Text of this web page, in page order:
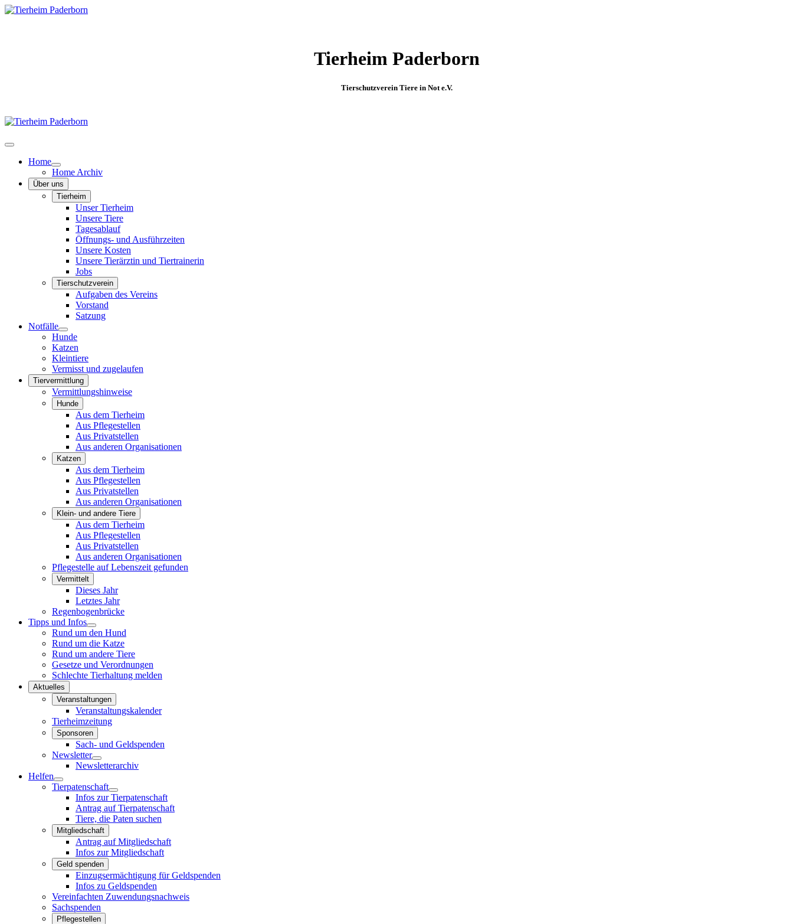
Tierheim Paderborn
Tierschutzverein Tiere in Not e.V.
Home
Home Archiv
Über uns
Tierheim
Unser Tierheim
Unsere Tiere
Tagesablauf
Öffnungs- und Ausführzeiten
Unsere Kosten
Unsere Tierärztin und Tiertrainerin
Jobs
Tierschutzverein
Aufgaben des Vereins
Vorstand
Satzung
Notfälle
Hunde
Katzen
Kleintiere
Vermisst und zugelaufen
Tiervermittlung
Vermittlungshinweise
Hunde
Aus dem Tierheim
Aus Pflegestellen
Aus Privatstellen
Aus anderen Organisationen
Katzen
Aus dem Tierheim
Aus Pflegestellen
Aus Privatstellen
Aus anderen Organisationen
Klein- und andere Tiere
Aus dem Tierheim
Aus Pflegestellen
Aus Privatstellen
Aus anderen Organisationen
Pflegestelle auf Lebenszeit gefunden
Vermittelt
Dieses Jahr
Letztes Jahr
Regenbogenbrücke
Tipps und Infos
Rund um den Hund
Rund um die Katze
Rund um andere Tiere
Gesetze und Verordnungen
Schlechte Tierhaltung melden
Aktuelles
Veranstaltungen
Veranstaltungskalender
Tierheimzeitung
Sponsoren
Sach- und Geldspenden
Newsletter
Newsletterarchiv
Helfen
Tierpatenschaft
Infos zur Tierpatenschaft
Antrag auf Tierpatenschaft
Tiere, die Paten suchen
Mitgliedschaft
Antrag auf Mitgliedschaft
Infos zur Mitgliedschaft
Geld spenden
Einzugsermächtigung für Geldspenden
Infos zu Geldspenden
Vereinfachten Zuwendungsnachweis
Sachspenden
Pflegestellen